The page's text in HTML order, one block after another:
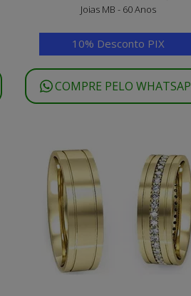
Joias MB - 60 Anos
10% Desconto PIX
COMPRE PELO